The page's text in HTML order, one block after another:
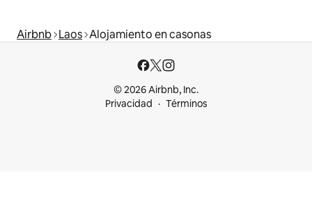
Airbnb Laos Alojamiento en casonas
© 2026 Airbnb, Inc.
Privacidad
Términos